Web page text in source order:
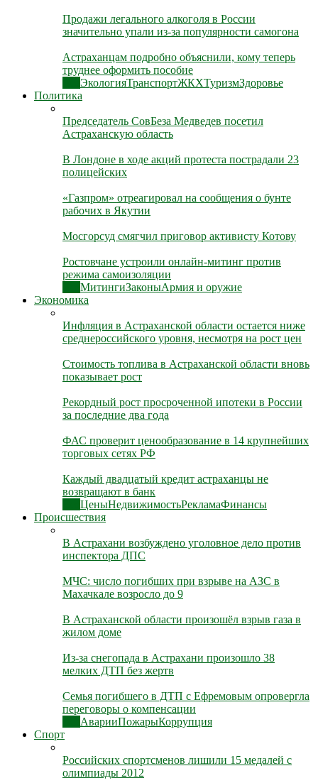
Продажи легального алкоголя в России
значительно упали из-за популярности самогона
Астраханцам подробно объяснили, кому теперь
труднее оформить пособие
ЭкологияТранспортЖКХТуризмЗдоровье
Политика
Председатель СовБеза Медведев посетил
Астраханскую область
В Лондоне в ходе акций протеста пострадали 23
полицейских
«Газпром» отреагировал на сообщения о бунте
рабочих в Якутии
Мосгорсуд смягчил приговор активисту Котову
Ростовчане устроили онлайн-митинг против
режима самоизоляции
МитингиЗаконыАрмия и оружие
Экономика
Инфляция в Астраханской области остается ниже
среднероссийского уровня, несмотря на рост цен
Стоимость топлива в Астраханской области вновь
показывает рост
Рекордный рост просроченной ипотеки в России
за последние два года
ФАС проверит ценообразование в 14 крупнейших
торговых сетях РФ
Каждый двадцатый кредит астраханцы не
возвращают в банк
ЦеныНедвижимостьРекламаФинансы
Происшествия
В Астрахани возбуждено уголовное дело против
инспектора ДПС
МЧС: число погибших при взрыве на АЗС в
Махачкале возросло до 9
В Астраханской области произошёл взрыв газа в
жилом доме
Из-за снегопада в Астрахани произошло 38
мелких ДТП без жертв
Семья погибшего в ДТП с Ефремовым опровергла
переговоры о компенсации
АварииПожарыКоррупция
Спорт
Российских спортсменов лишили 15 медалей с
олимпиады 2012